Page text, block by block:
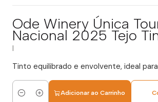
Ode Winery Única
Nacional 2025 Tejo
Tinto equilibrado e envolvente, ideal
Quantidade
Adicionar ao Carrinho